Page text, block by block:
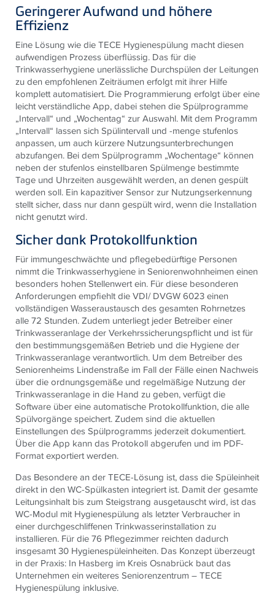
Geringerer Aufwand und höhere
Effizienz
Eine Lösung wie die TECE Hygienespülung macht diesen
aufwendigen Prozess überflüssig. Das für die
Trinkwasserhygiene unerlässliche Durchspülen der Leitungen
zu den empfohlenen Zeiträumen erfolgt mit ihrer Hilfe
komplett automatisiert. Die Programmierung erfolgt über eine
leicht verständliche App, dabei stehen die Spülprogramme
„Intervall“ und „Wochentag“ zur Auswahl. Mit dem Programm
„Intervall“ lassen sich Spülintervall und -menge stufenlos
anpassen, um auch kürzere Nutzungsunterbrechungen
abzufangen. Bei dem Spülprogramm „Wochentage“ können
neben der stufenlos einstellbaren Spülmenge bestimmte
Tage und Uhrzeiten ausgewählt werden, an denen gespült
werden soll. Ein kapazitiver Sensor zur Nutzungserkennung
stellt sicher, dass nur dann gespült wird, wenn die Installation
nicht genutzt wird.
Sicher dank Protokollfunktion
Für immungeschwächte und pflegebedürftige Personen
nimmt die Trinkwasserhygiene in Seniorenwohnheimen einen
besonders hohen Stellenwert ein. Für diese besonderen
Anforderungen empfiehlt die VDI/ DVGW 6023 einen
vollständigen Wasseraustausch des gesamten Rohrnetzes
alle 72 Stunden. Zudem unterliegt jeder Betreiber einer
Trinkwasseranlage der Verkehrssicherungspflicht und ist für
den bestimmungsgemäßen Betrieb und die Hygiene der
Trinkwasseranlage verantwortlich. Um dem Betreiber des
Seniorenheims Lindenstraße im Fall der Fälle einen Nachweis
über die ordnungsgemäße und regelmäßige Nutzung der
Trinkwasseranlage in die Hand zu geben, verfügt die
Software über eine automatische Protokollfunktion, die alle
Spülvorgänge speichert. Zudem sind die aktuellen
Einstellungen des Spülprogramms jederzeit dokumentiert.
Über die App kann das Protokoll abgerufen und im PDF-
Format exportiert werden.
Das Besondere an der TECE-Lösung ist, dass die Spüleinheit
direkt in den WC-Spülkasten integriert ist. Damit der gesamte
Leitungsinhalt bis zum Steigstrang ausgetauscht wird, ist das
WC-Modul mit Hygienespülung als letzter Verbraucher in
einer durchgeschliffenen Trinkwasserinstallation zu
installieren. Für die 76 Pflegezimmer reichten dadurch
insgesamt 30 Hygienespüleinheiten. Das Konzept überzeugt
in der Praxis: In Hasberg im Kreis Osnabrück baut das
Unternehmen ein weiteres Seniorenzentrum – TECE
Hygienespülung inklusive.